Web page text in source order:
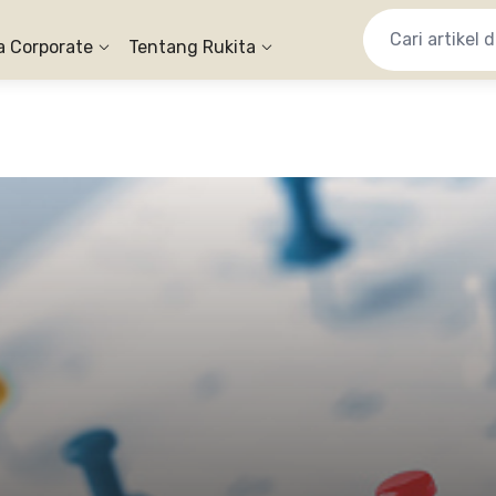
Corporate Tentang Rukita